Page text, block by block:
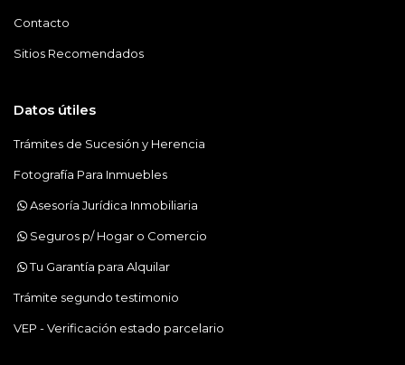
Contacto
Sitios Recomendados
Datos útiles
Trámites de Sucesión y Herencia
Fotografía Para Inmuebles
Asesoría Jurídica Inmobiliaria
Seguros p/ Hogar o Comercio
Tu Garantía para Alquilar
Trámite segundo testimonio
VEP - Verificación estado parcelario